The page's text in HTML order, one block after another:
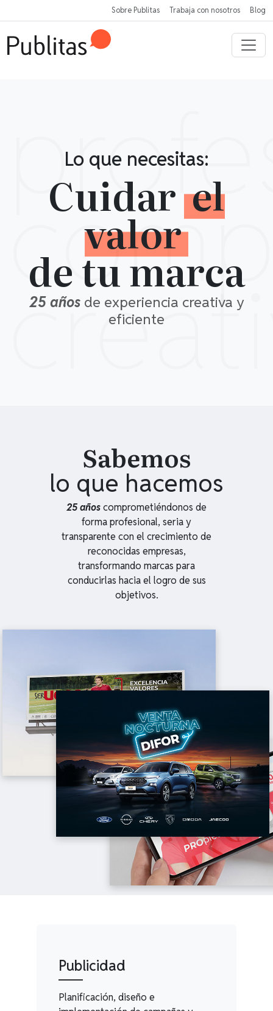
Sobre Publitas Trabaja con nosotros Blog
Lo que necesitas:
Cuidarel
valor
de tu marca
25 añosde experiencia creativa y
eficiente
Sabemos
lo que hacemos
25 añoscomprometiéndonos de
forma profesional, seria y
transparente con el crecimiento de
reconocidas empresas,
transformando marcas para
conducirlas hacia el logro de sus
objetivos.
Publicidad
Planificación, diseño e